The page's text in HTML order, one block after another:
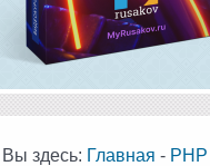
Вы здесь: Главная - PHP